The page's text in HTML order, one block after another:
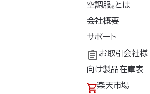
導入事例
共同開発
工場シミュレーシ
ョン
空調服🄬 とは
空調服 ®とは
開発秘話
会社概要
企業理念
会社概要
会社沿革
アクセス
サポート
よくあるご質問
不要なバッテリー
の回収について
お取引会社様
向け製品在庫表
楽天市場